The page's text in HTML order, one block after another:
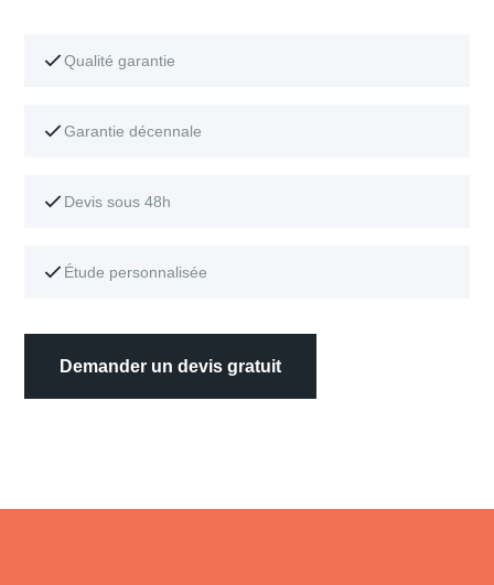
Qualité garantie
Garantie décennale
Devis sous 48h
Étude personnalisée
Demander un devis gratuit